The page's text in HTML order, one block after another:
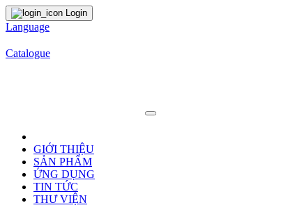
Login
Language
Catalogue
GIỚI THIỆU
SẢN PHẨM
ỨNG DỤNG
TIN TỨC
THƯ VIỆN